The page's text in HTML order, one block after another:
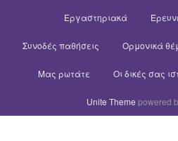
Εργαστηριακά
Συνοδές παθήσεις Ορμονικά
Μας ρωτάτε Οι δικές σας
Unite Theme powered